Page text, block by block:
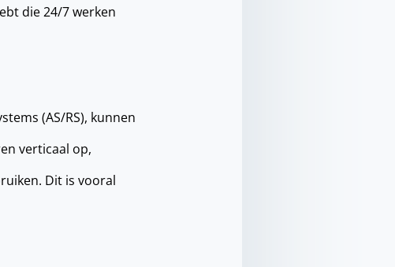
die 24/7 werken
(AS/RS), kunnen
verticaal op,
Dit is vooral